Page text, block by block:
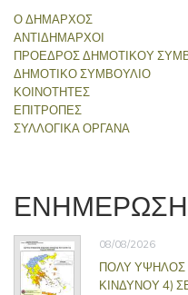
Ο ΔΗΜΑΡΧΟΣ
ΑΝΤΙΔΗΜΑΡΧΟΙ
ΠΡΟΕΔΡΟΣ ΔΗΜΟΤΙΚΟΥ
ΔΗΜΟΤΙΚΟ ΣΥΜΒΟΥΛΙΟ
ΚΟΙΝΟΤΗΤΕΣ
ΕΠΙΤΡΟΠΕΣ
ΣΥΛΛΟΓΙΚΑ ΟΡΓΑΝΑ
ΕΝΗΜΕΡΩΣΗ
08/08/2026
ΠΟΛΥ ΥΨΗΛΟΣ
ΚΙΝΔΥΝΟΥ 4)